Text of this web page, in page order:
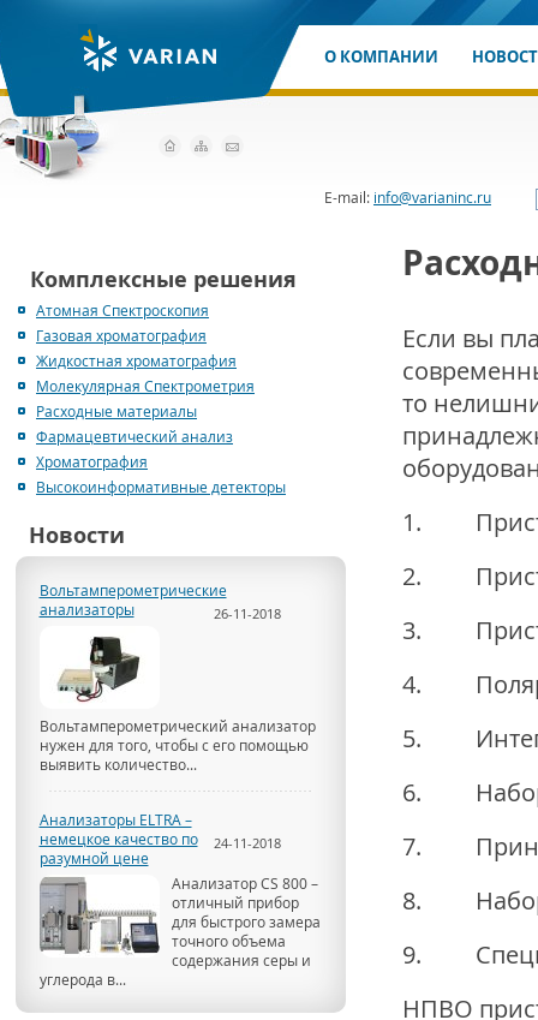
О КОМПАНИИ
E-mail: info@varianinc.ru
Комплексные решения
Атомная Спектроскопия
Газовая хроматография
Жидкостная хроматография
Молекулярная Спектрометрия
Расходные материалы
Фармацевтический анализ
Хроматография
Высокоинформативные детекторы
Новости
Вольтамперометрические
анализаторы
26-11-2018
Вольтамперометрический анализатор
нужен для того, чтобы с его помощью
выявить количество...
Анализаторы ELTRA –
немецкое качество по
разумной цене
24-11-2018
Анализатор CS 800 –
отличный прибор
для быстрого замера
точного объема
содержания серы и
углерода в...
Если вы
то
1.
2.
3.
4.
5.
6. Наборы
7.
8. Наборы
9.
НПВО